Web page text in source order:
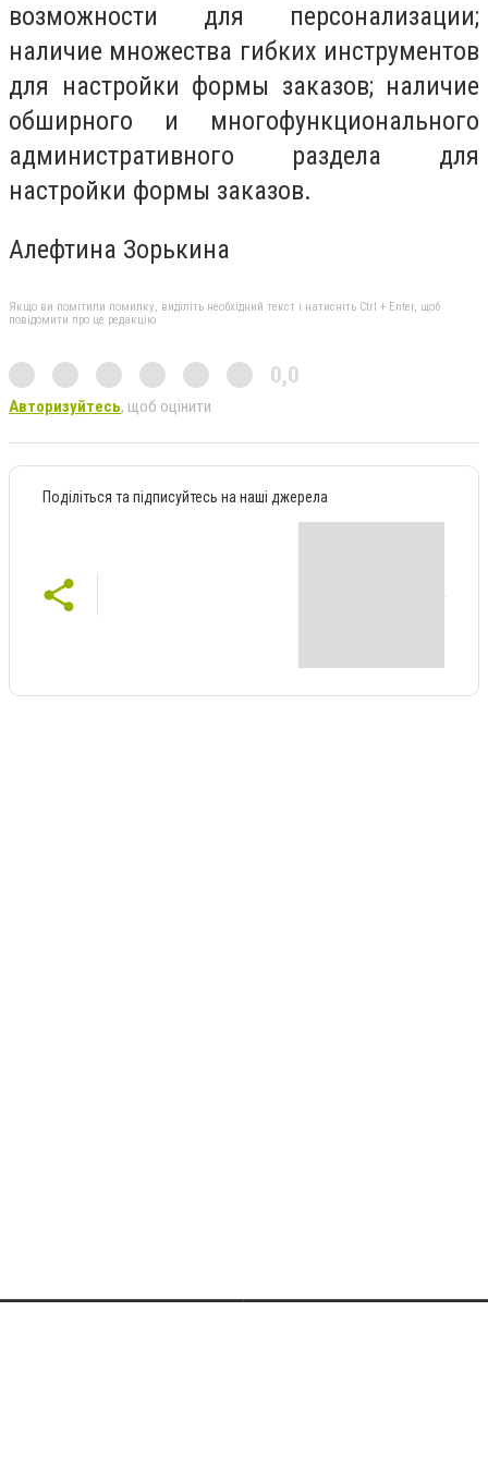
возможности для персонализации;
наличие множества гибких инструментов
для настройки формы заказов; наличие
обширного и многофункционального
административного раздела для
настройки формы заказов.
Алефтина Зорькина
Якщо ви помітили помилку, виділіть необхідний текст і натисніть Ctrl + Enter, щоб
повідомити про це редакцію
0,0
Авторизуйтесь, щоб оцінити
Поділіться та підписуйтесь на наші джерела